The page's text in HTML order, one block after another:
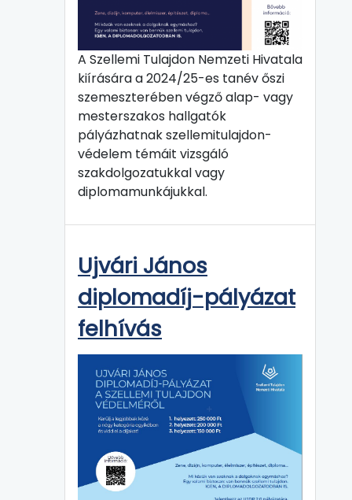
A Szellemi Tulajdon Nemzeti Hivatala
kiírására a 2024/25-es tanév őszi
szemeszterében végző alap- vagy
mesterszakos hallgatók
pályázhatnak szellemitulajdon-
védelem témáit vizsgáló
szakdolgozatukkal vagy
diplomamunkájukkal.
Ujvári János
diplomadíj-pályázat
felhívás